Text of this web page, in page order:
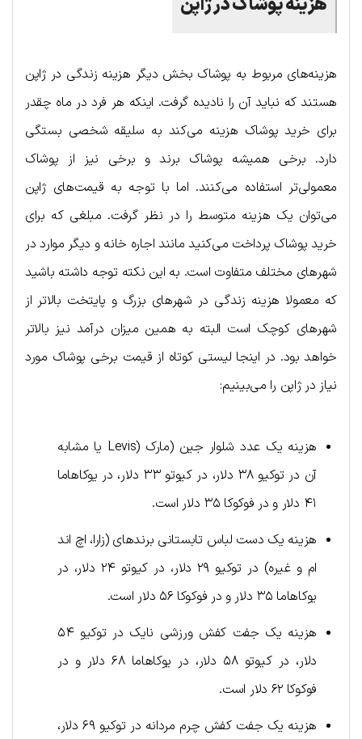
هزینه‌های مربوط به پوشاک بخش دیگر هزینه زندگی در ژاپن
هستند که نباید آن‌ را نادیده گرفت. اینکه هر فرد در ماه چقدر
برای خرید پوشاک هزینه می‌کند به سلیقه شخصی بستگی
دارد. برخی همیشه پوشاک برند و برخی نیز از پوشاک
معمولی‌تر استفاده می‌کنند. اما با توجه به قیمت‌های ژاپن
می‌توان یک هزینه متوسط را در نظر گرفت. مبلغی که برای
خرید پوشاک پرداخت می‌کنید مانند اجاره خانه و دیگر موارد در
شهرهای مختلف متفاوت است. به این نکته توجه داشته باشید
که معمولا هزینه زندگی در شهرهای بزرگ و پایتخت بالاتر از
شهرهای کوچک است البته به همین میزان درآمد نیز بالاتر
خواهد بود. در اینجا لیستی کوتاه از قیمت برخی پوشاک مورد
نیاز در ژاپن را می‌بینیم:
هزینه یک عدد شلوار جین (مارک (Levis یا مشابه
آن در توکیو ۳۸ دلار، در کیوتو ۳۳ دلار، در یوکاهاما
۴۱ دلار و در فوکوکا ۳۵ دلار است.
هزینه یک دست لباس تابستانی برندهای (زارا، اچ اند
ام و غیره) در توکیو ۲۹ دلار، در کیوتو ۲۴ دلار، در
یوکاهاما ۳۵ دلار و در فوکوکا ۵۶ دلار است.
هزینه یک جفت کفش ورزشی نایک در توکیو ۵۴
دلار، در کیوتو ۵۸ دلار، در یوکاهاما ۶۸ دلار و در
فوکوکا ۶۲ دلار است.
هزینه یک جفت کفش چرم مردانه در توکیو ۶۹ دلار،